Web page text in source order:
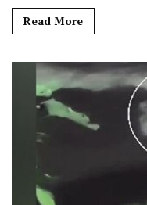
Read More